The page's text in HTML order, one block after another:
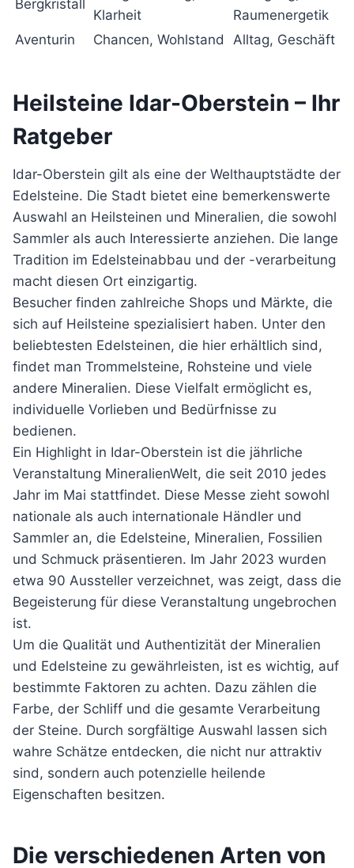
Bergkristall
Klarheit
Raumenergetik
Aventurin
Chancen, Wohlstand Alltag, Geschäft
Heilsteine Idar-Oberstein – Ihr
Ratgeber
Idar-Oberstein gilt als eine der Welthauptstädte der
Edelsteine. Die Stadt bietet eine bemerkenswerte
Auswahl an Heilsteinen und Mineralien, die sowohl
Sammler als auch Interessierte anziehen. Die lange
Tradition im Edelsteinabbau und der -verarbeitung
macht diesen Ort einzigartig.
Besucher finden zahlreiche Shops und Märkte, die
sich auf Heilsteine spezialisiert haben. Unter den
beliebtesten Edelsteinen, die hier erhältlich sind,
findet man Trommelsteine, Rohsteine und viele
andere Mineralien. Diese Vielfalt ermöglicht es,
individuelle Vorlieben und Bedürfnisse zu
bedienen.
Ein Highlight in Idar-Oberstein ist die jährliche
Veranstaltung MineralienWelt, die seit 2010 jedes
Jahr im Mai stattfindet. Diese Messe zieht sowohl
nationale als auch internationale Händler und
Sammler an, die Edelsteine, Mineralien, Fossilien
und Schmuck präsentieren. Im Jahr 2023 wurden
etwa 90 Aussteller verzeichnet, was zeigt, dass die
Begeisterung für diese Veranstaltung ungebrochen
ist.
Um die Qualität und Authentizität der Mineralien
und Edelsteine zu gewährleisten, ist es wichtig, auf
bestimmte Faktoren zu achten. Dazu zählen die
Farbe, der Schliff und die gesamte Verarbeitung
der Steine. Durch sorgfältige Auswahl lassen sich
wahre Schätze entdecken, die nicht nur attraktiv
sind, sondern auch potenzielle heilende
Eigenschaften besitzen.
Die verschiedenen Arten von